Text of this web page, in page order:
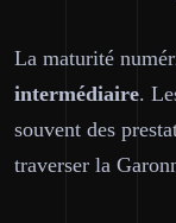
La maturité
intermédiaire.
souvent des
traverser la